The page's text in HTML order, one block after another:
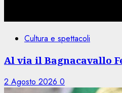
Cultura e spettacoli
Al via il Bagnacavallo
2 Agosto 2026 0